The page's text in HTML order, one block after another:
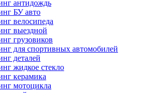
антидождь
БУ авто
велосипеда
выездной
грузовиков
для спортивных автомобилей
деталей
жидкое стекло
керамика
мотоцикла